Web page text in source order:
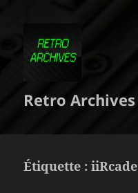
Retro Archives
Étiquette :iiRcade